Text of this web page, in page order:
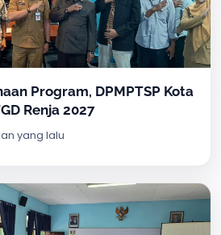
Program, DPMPTSP Kota
Renja 2027
yang lalu